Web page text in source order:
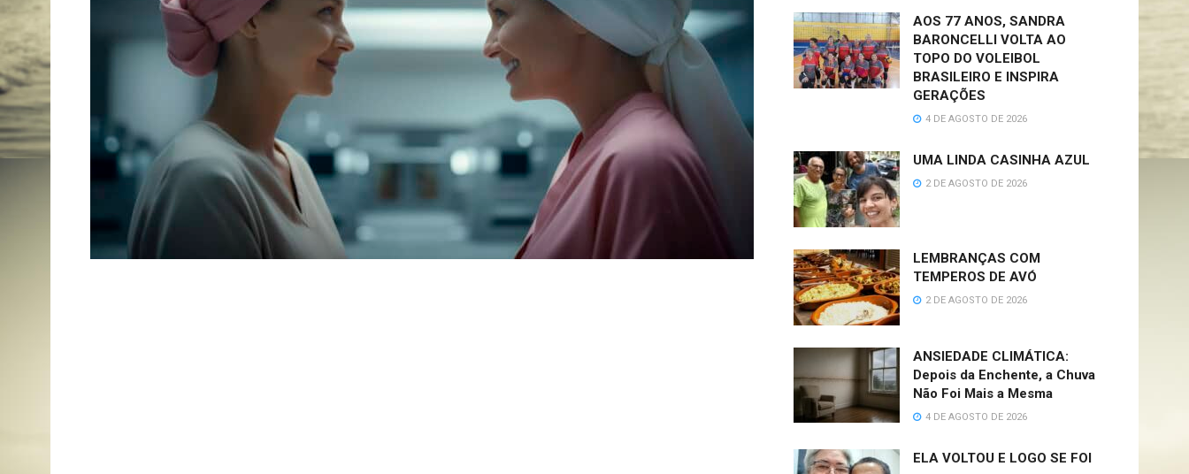
AOS 77 ANOS, SANDRA
BARONCELLI VOLTA AO
TOPO DO VOLEIBOL
BRASILEIRO E INSPIRA
GERAÇÕES
4 DE AGOSTO DE 2026
UMA LINDA CASINHA AZUL
2 DE AGOSTO DE 2026
LEMBRANÇAS COM
TEMPEROS DE AVÓ
2 DE AGOSTO DE 2026
ANSIEDADE CLIMÁTICA:
Depois da Enchente, a Chuva
Não Foi Mais a Mesma
4 DE AGOSTO DE 2026
ELA VOLTOU E LOGO SE FOI